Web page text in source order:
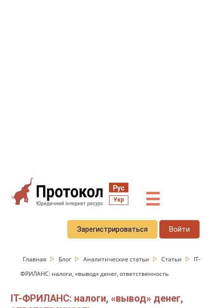
Рус
Укр ☰
Зарегистрироваться Войти
Главная Блог Аналитические статьи Статьи
ІТ-
ФРИЛАНС: налоги, «вывод» денег, ответственность
ІТ-ФРИЛАНС: налоги, «вывод» денег,